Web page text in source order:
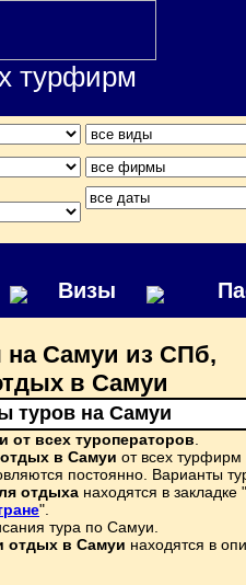
турфирм
Визы
на Самуи из СПб,
в Самуи
туров на Самуи
от всех туроператоров
отдых в Самуи от всех турфирм
постоянно. Варианты
отдыха находятся в закладке "
".
тура по Самуи.
отдых в Самуи находятся в